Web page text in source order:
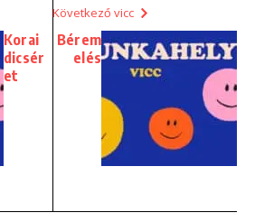
Korai
dicsér
et
Következő vicc
Bérem
elés